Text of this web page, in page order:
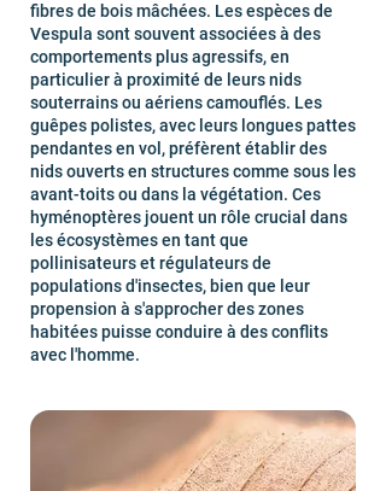
fibres de bois mâchées. Les espèces de
Vespula sont souvent associées à des
comportements plus agressifs, en
particulier à proximité de leurs nids
souterrains ou aériens camouflés. Les
guêpes polistes, avec leurs longues pattes
pendantes en vol, préfèrent établir des
nids ouverts en structures comme sous les
avant-toits ou dans la végétation. Ces
hyménoptères jouent un rôle crucial dans
les écosystèmes en tant que
pollinisateurs et régulateurs de
populations d'insectes, bien que leur
propension à s'approcher des zones
habitées puisse conduire à des conflits
avec l'homme.